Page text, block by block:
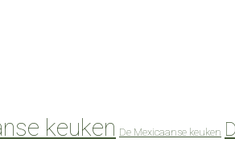
keuken De Mexicaanse keuken